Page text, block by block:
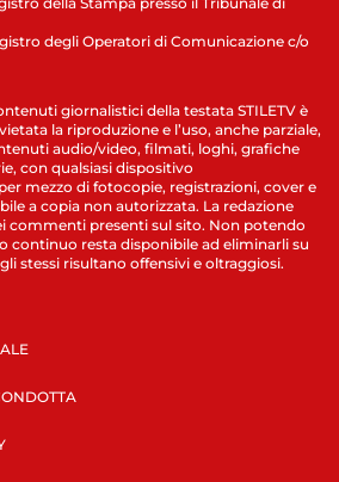
degli Operatori di Comunicazione c/o
giornalistici della testata STILETV è
la riproduzione e l’uso, anche parziale,
audio/video, filmati, loghi, grafiche
con qualsiasi dispositivo
mezzo di fotocopie, registrazioni, cover e
a copia non autorizzata. La redazione
commenti presenti sul sito. Non potendo
continuo resta disponibile ad eliminarli su
stessi risultano offensivi e oltraggiosi.